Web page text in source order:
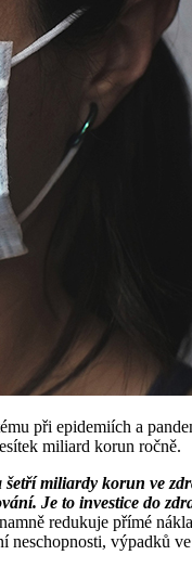
při epidemiích a
miliard korun ročně.
miliardy korun ve
Je to investice do
redukuje přímé
výpadků